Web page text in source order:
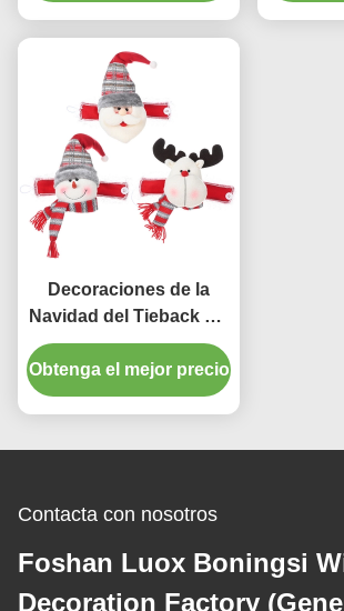
Decoraciones de la
Navidad del Tieback del
atascamiento de la
cortina del botón de la
torsión de la goma
Obtenga el mejor precio
Contacta con nosotros
Foshan Luox Boningsi
Decoration Factory